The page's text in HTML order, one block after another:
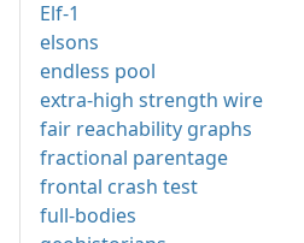
Elf-1
elsons
endless pool
extra-high strength wire
fair reachability graphs
fractional parentage
frontal crash test
full-bodies